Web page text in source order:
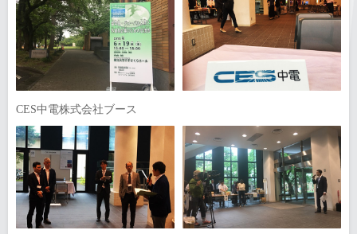
CES中電株式会社ブース